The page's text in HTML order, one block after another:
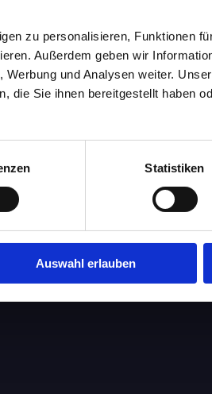
zu personalisieren, Funktionen
Außerdem geben wir
und Analysen weiter.
die Sie ihnen bereitgestellt haben
Statistiken
Auswahl erlauben
großen Angebot von Tapeten,
einzurichten. Auch liebevoll
Geschäftes am 01.01.1997 kann ich